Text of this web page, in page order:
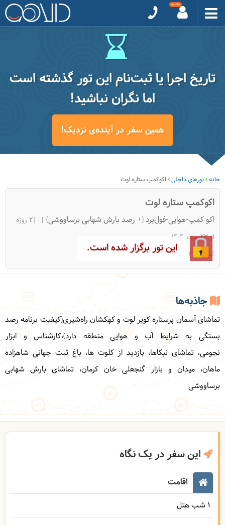
تاریخ اجرا یا ثبت‌نام این تور گذشته است
اما نگران نباشید!
همین سفر در آینده‌ی نزدیک!
خانه تورهای داخلی اکوکمپ ستاره لوت
اکوکمپ ستاره لوت
اکو کمپ-هوایی-فول‌برد (+ رصد بارش شهابی برساووشی)
|2 روزه
از 23 مرداد 1404
کد: 31146
این تور برگزار شده است.
جاذبه‌ها
تماشای آسمان پرستاره کویر لوت و کهکشان راه‌شیری(کیفیت برنامه رصد
بستگی به شرایط آب و هوایی منطقه دارد)،کارشناس و ابزار
نجومی، تماشای نبکاها، بازدید از کلوت ها، باغ ثبت جهانی شاهزاده
ماهان، میدان و بازار گنجعلی خان کرمان، تماشای بارش شهابی
برساووشی
این سفر در یک نگاه
اقامت
1 شب هتل